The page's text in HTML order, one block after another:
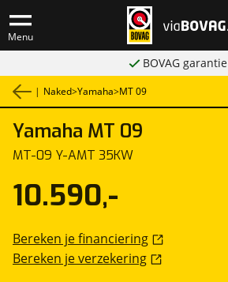
Menu
BOVAG garantie
| Naked>Yamaha>MT 09
Yamaha MT 09
MT-09 Y-AMT 35KW
10.590,-
Bereken je financiering
Bereken je verzekering